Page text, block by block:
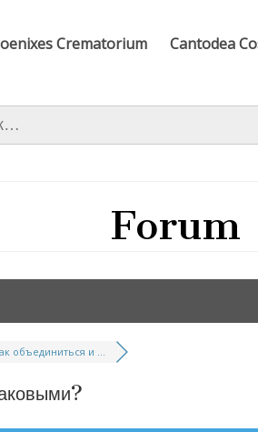
Crematorium Cantodea
Forum
объединиться и ...